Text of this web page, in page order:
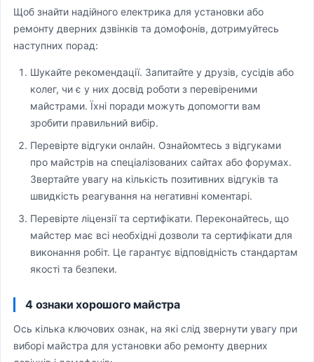
Щоб знайти надійного електрика для установки або
ремонту дверних дзвінків та домофонів, дотримуйтесь
наступних порад:
Шукайте рекомендації. Запитайте у друзів, сусідів або
колег, чи є у них досвід роботи з перевіреними
майстрами. Їхні поради можуть допомогти вам
зробити правильний вибір.
Перевірте відгуки онлайн. Ознайомтесь з відгуками
про майстрів на спеціалізованих сайтах або форумах.
Звертайте увагу на кількість позитивних відгуків та
швидкість реагування на негативні коментарі.
Перевірте ліцензії та сертифікати. Переконайтесь, що
майстер має всі необхідні дозволи та сертифікати для
виконання робіт. Це гарантує відповідність стандартам
якості та безпеки.
4 ознаки хорошого майстра
Ось кілька ключових ознак, на які слід звернути увагу при
виборі майстра для установки або ремонту дверних